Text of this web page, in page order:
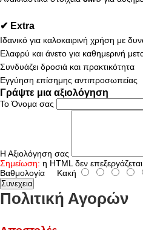
✔ Extra
Ιδανικό για καλοκαιρινή χρήση με
Ελαφρύ και άνετο για καθημερινή
Συνδυάζει δροσιά και πρακτικότητα
Εγγύηση επίσημης αντιπροσωπείας
Γράψτε μια αξιολόγηση
Το Όνομα σας
Η Αξιολόγηση σας
Σημείωση: η HTML δεν
Βαθμολογία Κακή
Συνεχεια
Πολιτική Αγορών